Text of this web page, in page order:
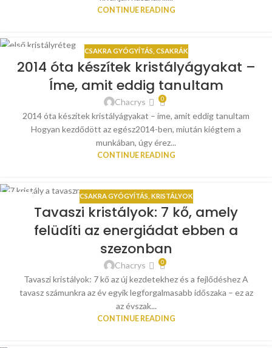
CONTINUE READING
JÚL
CSAKRA GYÓGYÍTÁS CSAKRÁK
2014 óta készítek kristályágyakat –
Íme, amit eddig tanultam
Chacrys 0
2014 óta készítek kristályágyakat – íme, amit eddig tanultam
Hogyan kezdődött az egész2014-ben, miután kiégtem a
munkában, úgy érez...
CONTINUE READING
CSAKRA GYÓGYÍTÁS KRISTÁLYOK
Tavaszi kristályok: 7 kő, amely
felüdíti az energiádat ebben a
szezonban
Chacrys 0
Tavaszi kristályok: 7 kő az új kezdetekhez és a fejlődéshez A
tavasz számunkra az év egyik legforgalmasabb időszaka – ez az
az évszak...
CONTINUE READING